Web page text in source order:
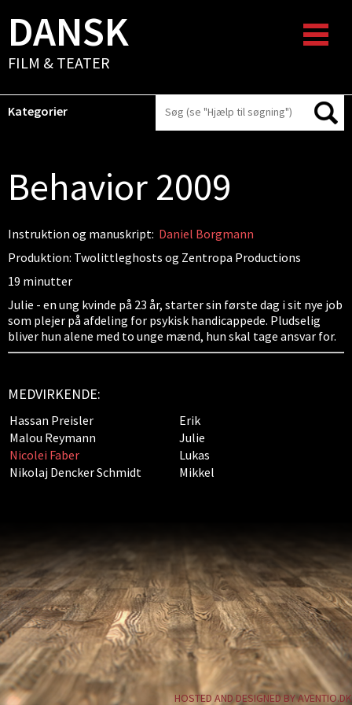
DANSK
FILM & TEATER
Kategorier
Behavior 2009
Instruktion og manuskript: Daniel Borgmann
Produktion: Twolittleghosts og Zentropa Productions
19 minutter
Julie - en ung kvinde på 23 år, starter sin første dag i sit nye job
som plejer på afdeling for psykisk handicappede. Pludselig
bliver hun alene med to unge mænd, hun skal tage ansvar for.
MEDVIRKENDE:
Hassan Preisler
Erik
Malou Reymann
Julie
Nicolei Faber
Lukas
Nikolaj Dencker Schmidt
Mikkel
HOSTED AND DESIGNED BY AVENTIO.DK